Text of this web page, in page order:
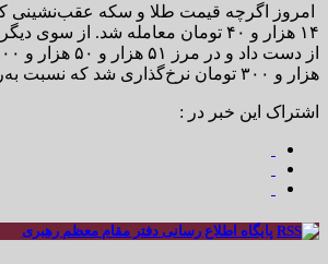
امروز اگرچه قیمت طلا و سکه عقب‌نشینی
هزار و ۳۰۰ تومان نرخ‌گذاری شد که نسبت به‌روز قبل تقریباً رنج بود.
اشتراک این خبر در :
پایگاه اطلاع رسانی دفتر مقام معظم رهبری